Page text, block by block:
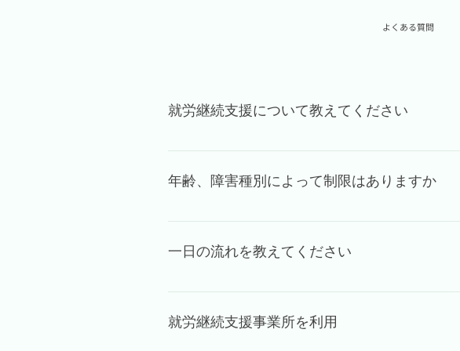
よくある質問
就労継続支援について教えてください
就労継続支援B型は、障害や難病のある方へ就労
ることが可能です。
年齢、障害種別によって制限はありますか
年齢、障害種別は問いません。 利用の条件として
就労継続支援のサービスをご利用いただくことが
一日の流れを教えてください
１日の流れは 10：00 出勤 朝礼 10：10‐11
となります。
就労継続支援事業所を利用